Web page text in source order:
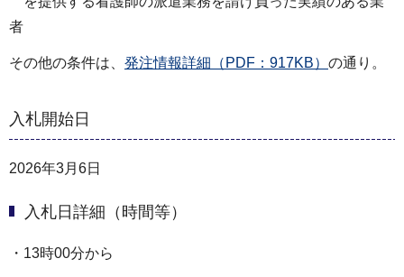
者
その他の条件は、 発注情報詳細（PDF：917KB） の通り。
入札開始日
2026年3月6日
入札日詳細（時間等）
・13時00分から